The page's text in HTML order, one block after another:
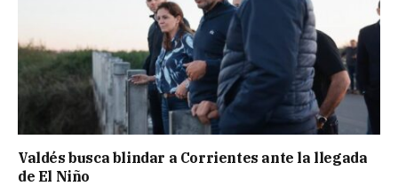
Valdés busca blindar a Corrientes ante la llegada
de El Niño